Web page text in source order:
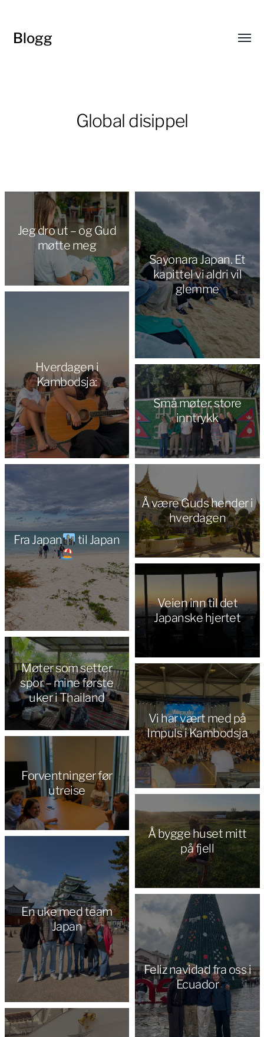
Blogg
Global disippel
Jeg dro ut – og Gud
møtte meg
Sayonara Japan. Et
kapittel vi aldri vil
glemme
Hverdagen i
Kambodsja:
Små møter, store
inntrykk
Fra Japan til Japan
Å være Guds hender i
hverdagen
Veien inn til det
Japanske hjertet
Møter som setter
spor – mine første
uker i Thailand
Vi har vært med på
Impuls i Kambodsja
Forventninger før
utreise
Å bygge huset mitt
på fjell
En uke med team
Japan
Feliz navidad fra oss i
Ecuador